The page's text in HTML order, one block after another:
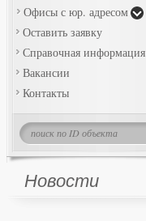
Офисы с юр. адресом
Оставить заявку
Справочная информация
Вакансии
Контакты
Новости